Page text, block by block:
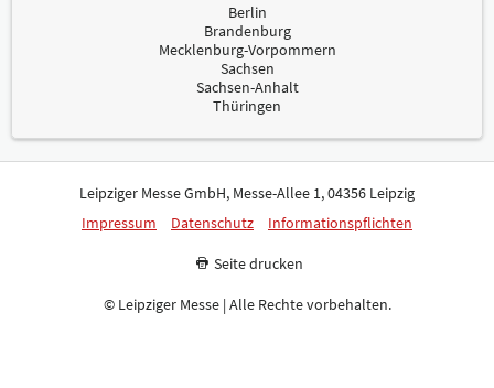
Berlin
Brandenburg
Mecklenburg-Vorpommern
Sachsen
Sachsen-Anhalt
Thüringen
Leipziger Messe GmbH, Messe-Allee 1, 04356 Leipzig
Impressum
Datenschutz Informationspflichten
Seite drucken
© Leipziger Messe | Alle Rechte vorbehalten.